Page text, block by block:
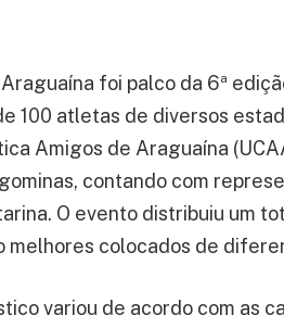
foi palco da 6ª
100 atletas de diversos
Amigos de Araguaína
contando com
O evento distribuiu um
melhores colocados de
variou de acordo com as